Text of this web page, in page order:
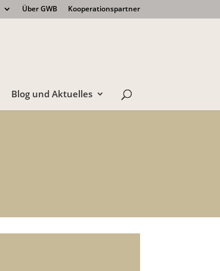
Über GWB Kooperationspartner
Blog und Aktuelles